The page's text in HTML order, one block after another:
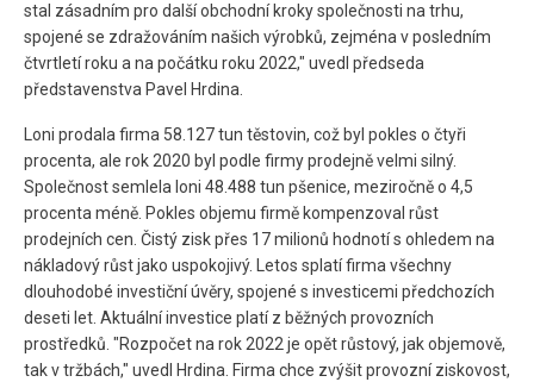
stal zásadním pro další obchodní kroky společnosti na trhu,
spojené se zdražováním našich výrobků, zejména v posledním
čtvrtletí roku a na počátku roku 2022," uvedl předseda
představenstva Pavel Hrdina.
Loni prodala firma 58.127 tun těstovin, což byl pokles o čtyři
procenta, ale rok 2020 byl podle firmy prodejně velmi silný.
Společnost semlela loni 48.488 tun pšenice, meziročně o 4,5
procenta méně. Pokles objemu firmě kompenzoval růst
prodejních cen. Čistý zisk přes 17 milionů hodnotí s ohledem na
nákladový růst jako uspokojivý. Letos splatí firma všechny
dlouhodobé investiční úvěry, spojené s investicemi předchozích
deseti let. Aktuální investice platí z běžných provozních
prostředků. "Rozpočet na rok 2022 je opět růstový, jak objemově,
tak v tržbách," uvedl Hrdina. Firma chce zvýšit provozní ziskovost,